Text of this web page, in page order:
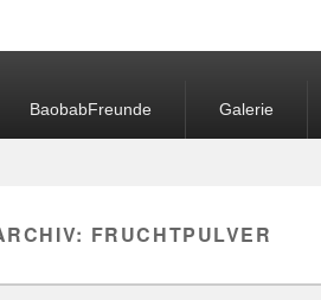
BaobabFreunde Galerie
FRUCHTPULVER